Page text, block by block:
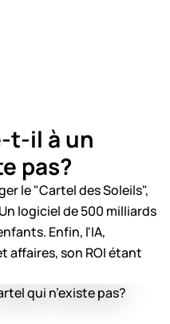
t-il à un
pas?
le "Cartel des Soleils",
logiciel de 500 milliards
Enfin, l'IA,
affaires, son ROI étant